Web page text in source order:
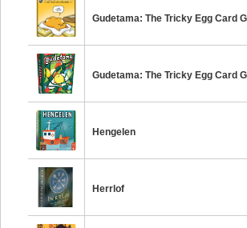
Gudetama: The Tricky Egg Card
Gudetama: The Tricky Egg Card
Hengelen
Herrlof